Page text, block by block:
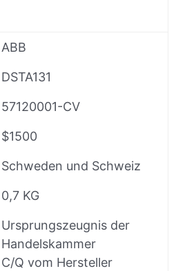
ABB
DSTA131
57120001-CV
$1500
Schweden und Schweiz
0,7 KG
Ursprungszeugnis der
Handelskammer
C/Q vom Hersteller